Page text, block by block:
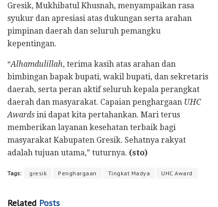
Gresik, Mukhibatul Khusnah, menyampaikan rasa
syukur dan apresiasi atas dukungan serta arahan
pimpinan daerah dan seluruh pemangku
kepentingan.
“Alhamdulillah, terima kasih atas arahan dan
bimbingan bapak bupati, wakil bupati, dan sekretaris
daerah, serta peran aktif seluruh kepala perangkat
daerah dan masyarakat. Capaian penghargaan UHC
Awards ini dapat kita pertahankan. Mari terus
memberikan layanan kesehatan terbaik bagi
masyarakat Kabupaten Gresik. Sehatnya rakyat
adalah tujuan utama,” tuturnya. (sto)
Tags: gresik Penghargaan Tingkat Madya UHC Award
Related Posts